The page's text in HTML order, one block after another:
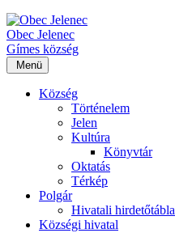
Obec Jelenec
Gímes község
Menü
Község
Történelem
Jelen
Kultúra
Könyvtár
Oktatás
Térkép
Polgár
Hivatali hirdetőtábla
Községi hivatal